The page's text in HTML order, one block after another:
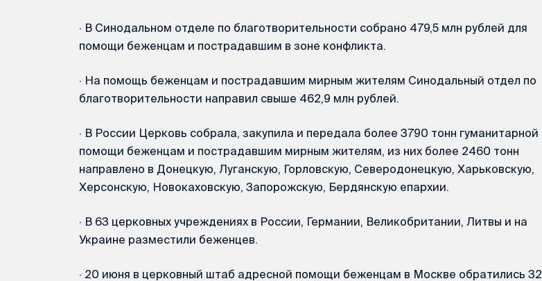
· В Синодальном отделе по благотворительности собрано 479,5 млн рублей для
помощи беженцам и пострадавшим в зоне конфликта.
· На помощь беженцам и пострадавшим мирным жителям Синодальный отдел по
благотворительности направил свыше 462,9 млн рублей.
· В России Церковь собрала, закупила и передала более 3790 тонн гуманитарной
помощи беженцам и пострадавшим мирным жителям, из них более 2460 тонн
направлено в Донецкую, Луганскую, Горловскую, Северодонецкую, Харьковскую,
Херсонскую, Новокаховскую, Запорожскую, Бердянскую епархии.
· В 63 церковных учреждениях в России, Германии, Великобритании, Литвы и на
Украине разместили беженцев.
· 20 июня в церковный штаб адресной помощи беженцам в Москве обратились 32